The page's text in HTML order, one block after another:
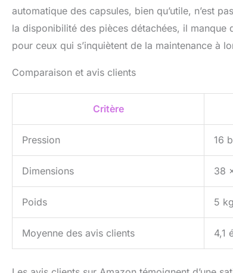
automatique des capsules, bien qu’utile, n’est
la disponibilité des pièces détachées, il
pour ceux qui s’inquiètent de la maintenance à
Comparaison et avis clients
Critère
Pression 16
Dimensions 38
Poids 5 kg
Moyenne des avis clients 4,1